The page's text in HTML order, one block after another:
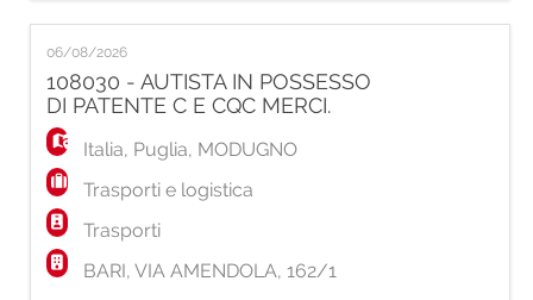
della biancheria presso clienti tramite mezzo
aziendale; - carico e scarico della merce; -
supporto alle attività interne di lavanderia
industriale; - smistamento, pieg
06/08/2026
108030 - AUTISTA IN POSSESSO
DI PATENTE C E CQC MERCI.
Italia, Puglia, MODUGNO
Trasporti e logistica
Trasporti
BARI, VIA AMENDOLA, 162/1